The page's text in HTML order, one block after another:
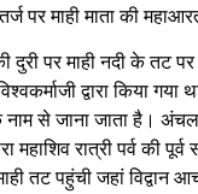
पर माही माता की
दुरी पर माही नदी के तट
द्वारा किया
के नाम से जाना जाता है।
महाशिव रात्री पर्व की
तट पहुंची जहां विद्वान